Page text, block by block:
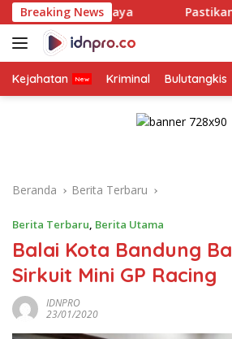
Langsung
ke
konten
Breaking NewsPastikan Pekayanan
Kejahatan Kriminal Bulutangkis
Beranda Berita Terbaru
Berita Terbaru, Berita Utama
Balai Kota Bandung
Sirkuit Mini GP Racing
IDNPRO
23/01/2020